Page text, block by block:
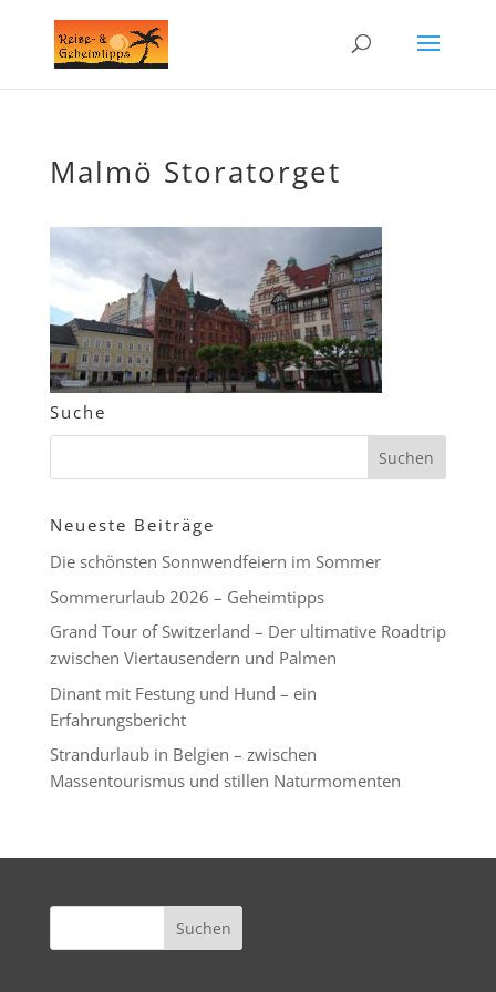
Malmö Storatorget
Suche
Neueste Beiträge
Die schönsten Sonnwendfeiern im Sommer
Sommerurlaub 2026 – Geheimtipps
Grand Tour of Switzerland – Der ultimative Roadtrip
zwischen Viertausendern und Palmen
Dinant mit Festung und Hund – ein
Erfahrungsbericht
Strandurlaub in Belgien – zwischen
Massentourismus und stillen Naturmomenten